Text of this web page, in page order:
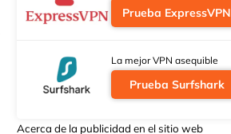
Prueba ExpressVPN
La mejor VPN asequible
Prueba Surfshark
Acerca de la publicidad en el sitio web